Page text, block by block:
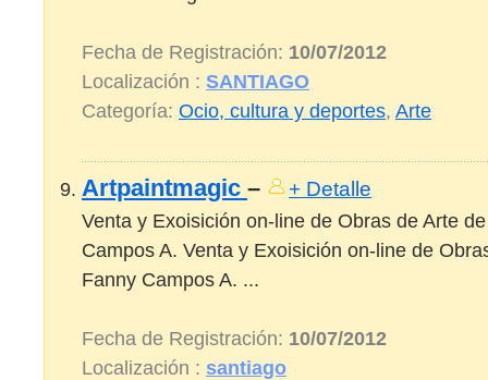
Fecha de Registración: 10/07/2012
Localización : SANTIAGO
Categoría: Ocio, cultura y deportes, Arte
Artpaintmagic –
+ Detalle
Venta y Exoisición on-line de Obras de Arte
Campos A. Venta y Exoisición on-line de
Fanny Campos A. ...
Fecha de Registración: 10/07/2012
Localización : santiago